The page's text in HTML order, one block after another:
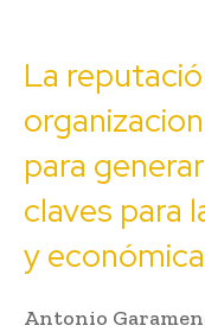
La
para
claves para
y
Antonio